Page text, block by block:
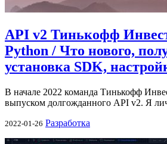
API v2 Тинькофф
Python / Что нового,
установка SDK,
В начале 2022 команда Тинькофф
выпуском долгожданного API v2. Я
2022-01-26 Разработка